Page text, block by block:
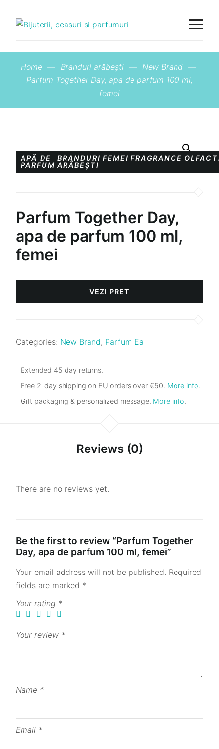
Home — Branduri arăbești — New Brand —
Parfum Together Day, apa de parfum 100 ml,
femei
APĂ DE
PARFUM
BRANDURI
ARĂBEȘTI
FEMEI FRAGRANCE
Parfum Together Day,
apa de parfum 100 ml,
femei
VEZI PRET
Categories: New Brand, Parfum Ea
Extended 45 day returns.
Free 2-day shipping on EU orders over €50. More info.
Gift packaging & personalized message. More info.
Reviews (0)
There are no reviews yet.
Be the first to review “Parfum Together
Day, apa de parfum 100 ml, femei”
Your email address will not be published. Required
fields are marked *
Your rating *
Your review *
Name *
Email *